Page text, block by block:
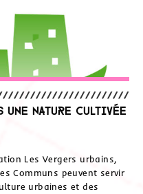
une nature cultivée
Les Vergers urbains,
Communs peuvent servir
urbaines et des